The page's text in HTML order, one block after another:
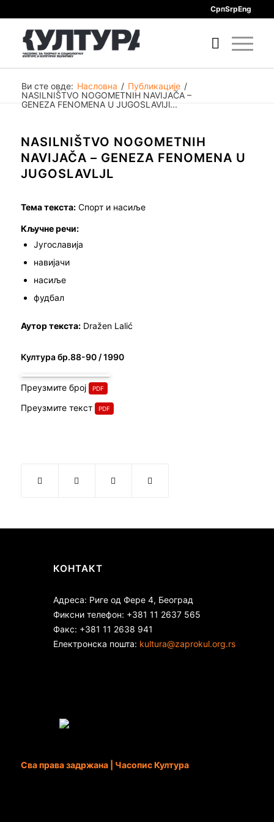
СрпSrpEng
Ви сте овде: Насловна / Публикације /
NASILNIŠTVO NOGOMETNIH NAVIJAČA –
GENEZA FENOMENA U JUGOSLAVlJl...
NASILNIŠTVO NOGOMETNIH
NAVIJAČA – GENEZA FENOMENA U
JUGOSLAVLJL
Тема текста:Спорт и насиље
Кључне речи:
Југославија
навијачи
насиље
фудбал
Аутор текста:Dražen Lalić
Култура бр.88-90 / 1990
Преузмите број
Преузмите текст
КОНТАКТ
Адреса: Риге од Фере 4, Београд
Фиксни телефон: +381 11 2637 565
Факс: +381 11 2638 941
Електронска пошта: kultura@zaprokul.org.rs
Сва права задржана | Часопис Култура